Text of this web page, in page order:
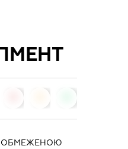
ОБМЕЖЕНОЮ